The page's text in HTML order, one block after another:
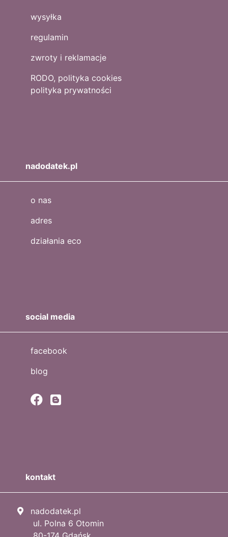
wysyłka
regulamin
zwroty i reklamacje
RODO, polityka cookies
polityka prywatności
nadodatek.pl
o nas
adres
działania eco
social media
facebook
blog
kontakt
nadodatek.pl
ul. Polna 6 Otomin